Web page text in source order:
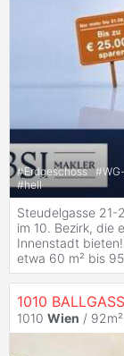
#Erdgeschoss #
#hell
Steudelgasse 21-
im 10. Bezirk, die
Innenstadt
etwa 60 m² bis
1010
1010 Wien /